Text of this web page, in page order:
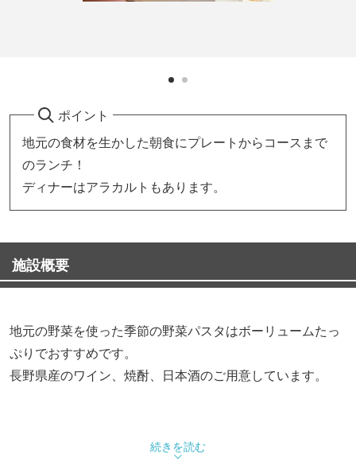
ポイント
地元の食材を生かした朝食にプレートからコースまで
のランチ！
ディナーはアラカルトもあります。
施設概要
地元の野菜を使った季節の野菜パスタはボーリュームたっ
ぷりでおすすめです。
長野県産のワイン、焼酎、日本酒のご用意しています。
続きを読む